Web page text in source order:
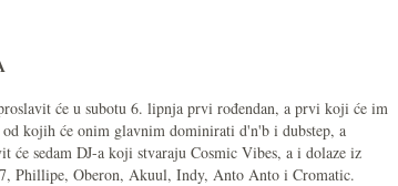
će u subotu 6. lipnja prvi rođendan, a prvi koji će im
kojih će onim glavnim dominirati d'n'b i dubstep, a
će sedam DJ-a koji stvaraju Cosmic Vibes, a i dolaze iz
Phillipe, Oberon, Akuul, Indy, Anto Anto i Cromatic.